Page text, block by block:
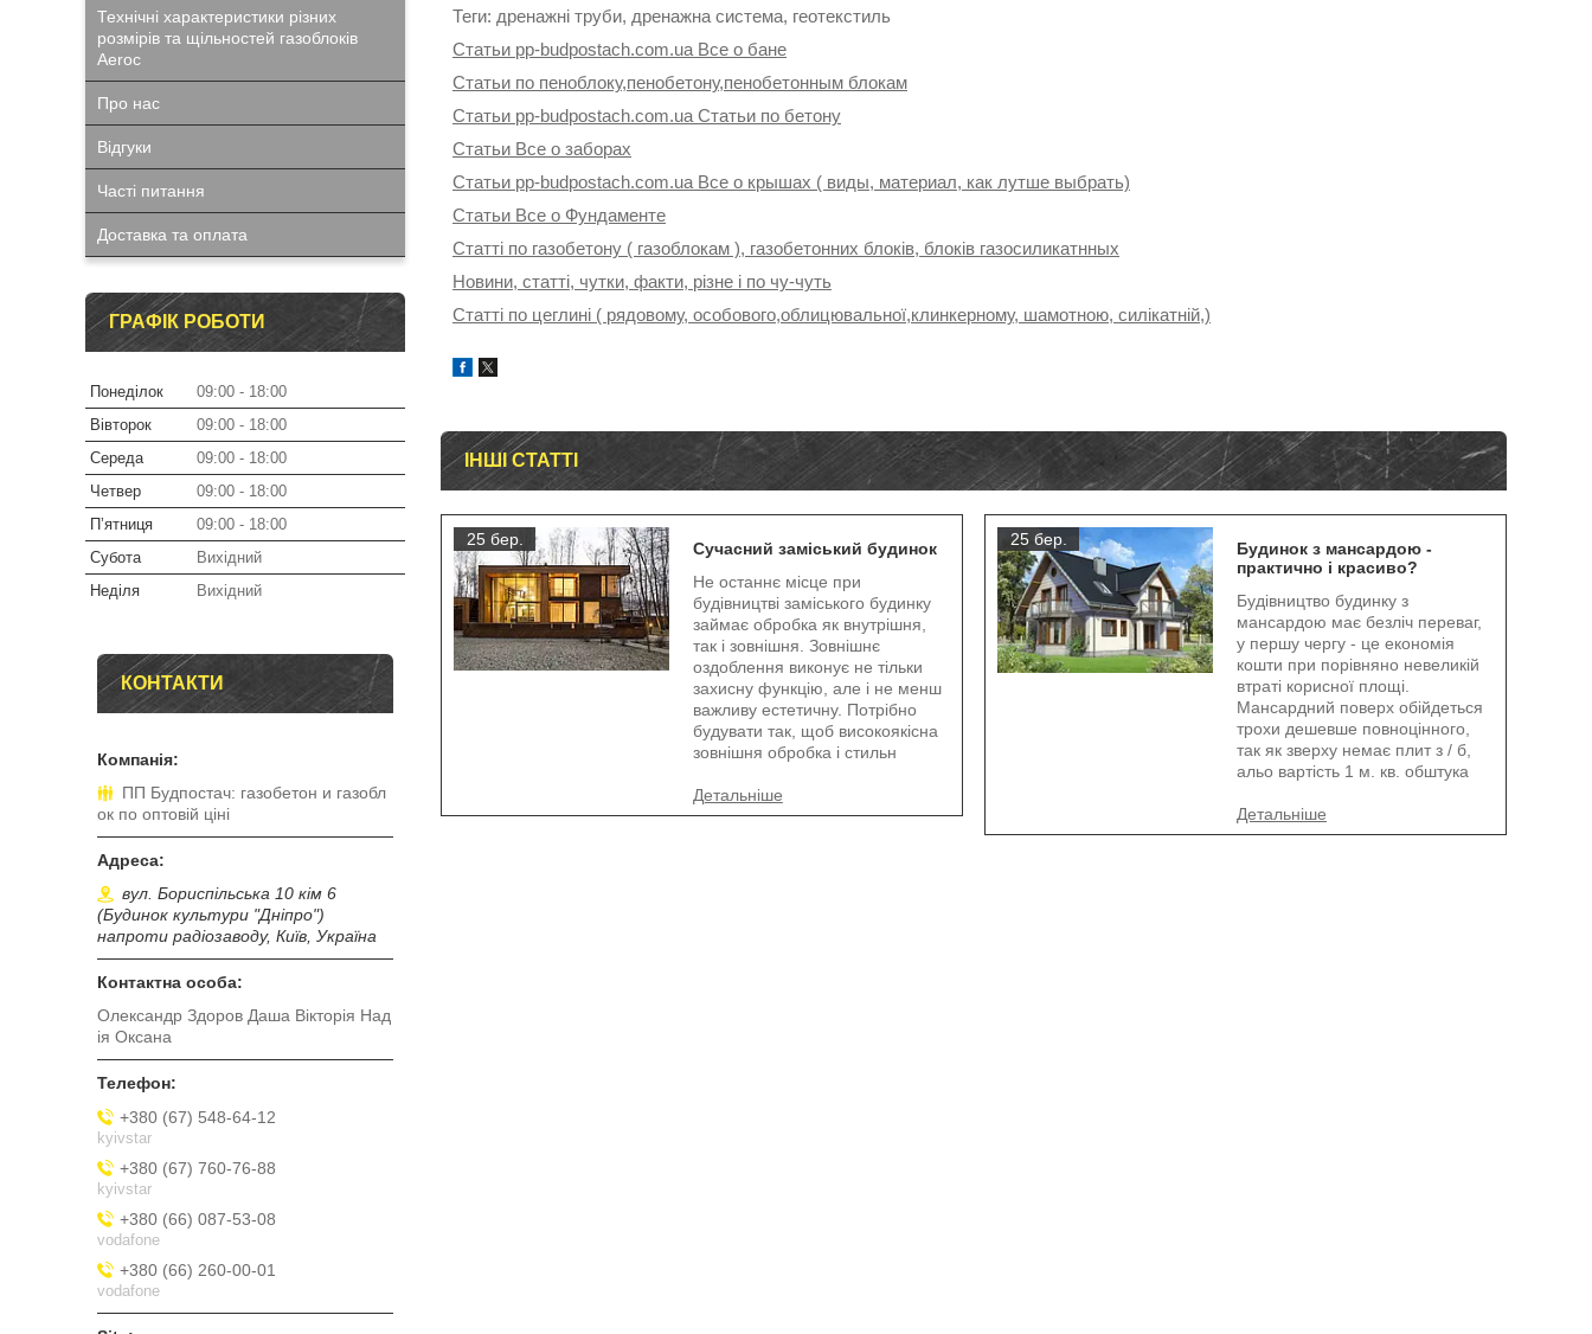
Теги: дренажні труби, дренажна система, геотекстиль
Статьи pp-budpostach.com.ua Все о бане
Статьи по пеноблоку,пенобетону,пенобетонным блокам
Статьи pp-budpostach.com.ua Статьи по бетону
Статьи Все о заборах
Статьи pp-budpostach.com.ua Все о крышах ( виды, материал, как лутше выбрать)
Статьи Все о Фундаменте
Статті по газобетону ( газоблокам ), газобетонних блоків, блоків газосиликатнных
Новини, статті, чутки, факти, різне і по чу-чуть
Статті по цеглині ( рядовому, особового,облицювальної,клинкерному, шамотною, силікатній,)
ІНШІ СТАТТІ
25 бер.
Сучасний заміський будинок
Не останнє місце при
будівництві заміського будинку
займає обробка як внутрішня,
так і зовнішня. Зовнішнє
оздоблення виконує не тільки
захисну функцію, але і не менш
важливу естетичну. Потрібно
будувати так, щоб високоякісна
зовнішня обробка і стильн
25 бер.
Будинок з мансардою -
практично і красиво?
Будівництво будинку з
мансардою має безліч переваг,
у першу чергу - це економія
кошти при порівняно невеликій
втраті корисної площі.
Мансардний поверх обійдеться
трохи дешевше повноцінного,
так як зверху немає плит з / б,
альо вартість 1 м. кв. обштука
Технічні характеристики різних
розмірів та щільностей газоблоків
Aeroc
Про нас
Відгуки
Часті питання
Доставка та оплата
ГРАФІК РОБОТИ
Понеділок 09:00
18:00
Вівторок
09:00
18:00
Середа
09:00
18:00
Четвер
09:00
18:00
Пʼятниця
09:00
18:00
Субота
Вихідний
Неділя
Вихідний
КОНТАКТИ
ПП Будпостач: газобетон и газобл
ок по оптовій ціні
вул. Бориспільська 10 кім 6
(Будинок культури "Дніпро")
напроти радіозаводу, Київ, Україна
Олександр Здоров Даша Вікторія Над
ія Оксана
+380 (67) 548-64-12
kyivstar
+380 (67) 760-76-88
kyivstar
+380 (66) 087-53-08
vodafone
+380 (66) 260-00-01
vodafone